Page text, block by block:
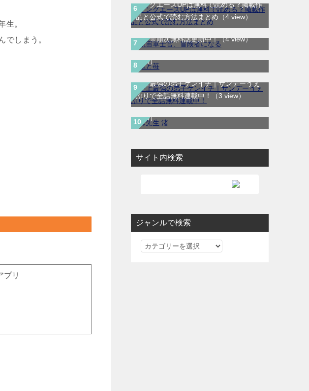
生。
でしまう。
プリ
ヤングエースUPは無料で読める？掲載作
品と公式で読む方法まとめ （4 view）
航宙軍士官、冒険者になる｜最新刊第6
巻！第5巻まで無料で読めるマンガアプ
リ！※順次無料話更新中！（4 view）
龍と苺｜最新刊第4巻！全巻無料で読める
公式マンガアプリ＿サンデーうぇぶり（4
view）
史上最強の弟子ケンイチ｜サンデーうぇ
ぶりで全話無料連載中！
（3 view）
妹先生 渚｜全5巻完結！サンデーうぇぶ
りで最終巻まで全話無料配信中！（3
view）
サイト内検索
ジャンルで検索
ジ